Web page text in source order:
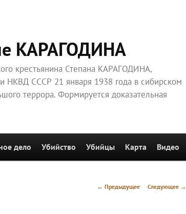
КАРАГОДИНА
крестьянина Степана КАРАГОДИНА,
НКВД СССР 21 января 1938 года в сибирском
террора. Формируется доказательная
дело Убийство Убийцы Карта Видео
Навигация
← Предыдущее Следующее →